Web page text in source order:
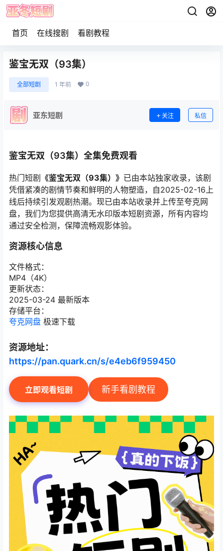
首页 在线搜剧 看剧教程
鉴宝无双（93集）
全部短剧 1 年前 0
亚东短剧 关注 私信
鉴宝无双（93集）全集免费观看
热门短剧 《鉴宝无双（93集）》 已由本站独家收录，该剧
凭借紧凑的剧情节奏和鲜明的人物塑造，自2025-02-16上
线后持续引发观剧热潮。现已由本站收录并上传至夸克网
盘，我们为您提供高清无水印版本短剧资源，所有内容均
通过安全检测，保障流畅观影体验。
资源核心信息
文件格式：
MP4（4K）
更新状态：
2025-03-24 最新版本
存储平台：
夸克网盘 极速下载
资源地址：
https://pan.quark.cn/s/e4eb6f959450
立即观看短剧 新手看剧教程